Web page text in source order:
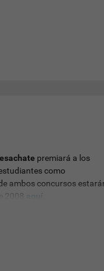
premiará a los
como
ambos concursos
2008
aquí.